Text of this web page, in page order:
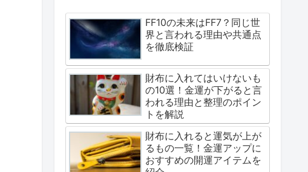
FF10の未来はFF7？同じ世
界と言われる理由や共通点
を徹底検証
財布に入れてはいけないも
の10選！金運が下がると言
われる理由と整理のポイン
トを解説
財布に入れると運気が上が
るもの一覧！金運アップに
おすすめの開運アイテムを